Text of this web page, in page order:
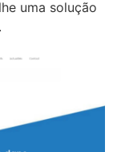
uma solução